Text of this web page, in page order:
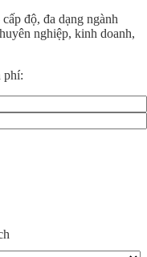
độ, đa dạng ngành
nghiệp, kinh doanh,
phí: